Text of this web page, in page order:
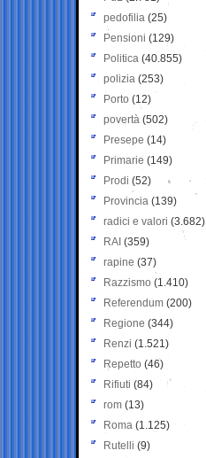
pedofilia (25)
Pensioni (129)
Politica (40.855)
polizia (253)
Porto (12)
povertà (502)
Presepe (14)
Primarie (149)
Prodi (52)
Provincia (139)
radici e valori (3.682)
RAI (359)
rapine (37)
Razzismo (1.410)
Referendum (200)
Regione (344)
Renzi (1.521)
Repetto (46)
Rifiuti (84)
rom (13)
Roma (1.125)
Rutelli (9)